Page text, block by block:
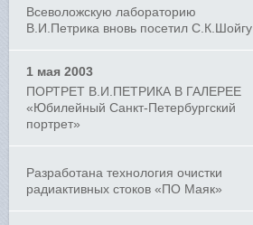
Всеволожскую лабораторию
В.И.Петрика вновь посетил С.К.Шойгу
1 мая 2003
ПОРТРЕТ В.И.ПЕТРИКА В ГАЛЕРЕЕ
«Юбилейный Санкт-Петербургский
портрет»
Разработана технология очистки
радиактивных стоков «ПО Маяк»